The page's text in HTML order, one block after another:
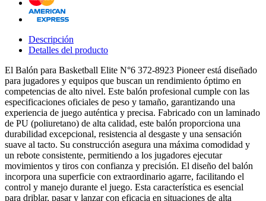
Descripción
Detalles del producto
El Balón para Basketball Elite N°6 372-8923 Pioneer está diseñado
para jugadores y equipos que buscan un rendimiento óptimo en
competencias de alto nivel. Este balón profesional cumple con las
especificaciones oficiales de peso y tamaño, garantizando una
experiencia de juego auténtica y precisa.​ Fabricado con un laminado
de PU (poliuretano) de alta calidad, este balón proporciona una
durabilidad excepcional, resistencia al desgaste y una sensación
suave al tacto. Su construcción asegura una máxima comodidad y
un rebote consistente, permitiendo a los jugadores ejecutar
movimientos y tiros con confianza y precisión.​ El diseño del balón
incorpora una superficie con extraordinario agarre, facilitando el
control y manejo durante el juego. Esta característica es esencial
para driblar, pasar y lanzar con eficacia en situaciones de alta